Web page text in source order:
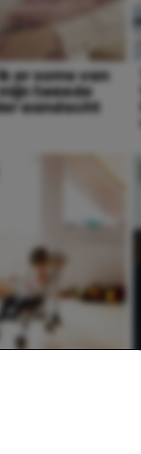
er soms van
tweede
aandacht
kind